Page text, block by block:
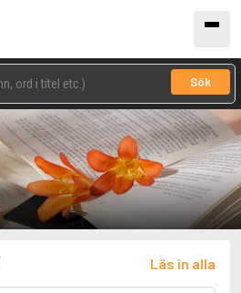
Sök
Läs in alla